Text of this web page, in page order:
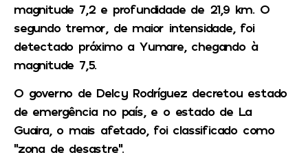
magnitude 7,2 e profundidade de 21,9 km. O
segundo tremor, de maior intensidade, foi
detectado próximo a Yumare, chegando à
magnitude 7,5.
O governo de Delcy Rodríguez decretou estado
de emergência no país, e o estado de La
Guaira, o mais afetado, foi classificado como
“zona de desastre”.